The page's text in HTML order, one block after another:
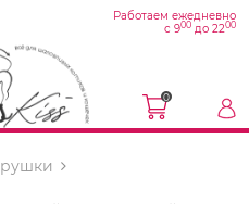
Работаем ежедневно
с 900 до 2200
0